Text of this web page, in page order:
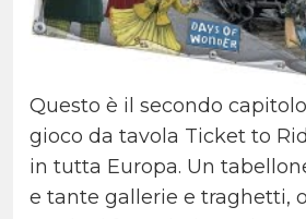
Questo è il secondo
gioco da tavola Ticket to
in tutta Europa. Un
e tante gallerie e traghetti,